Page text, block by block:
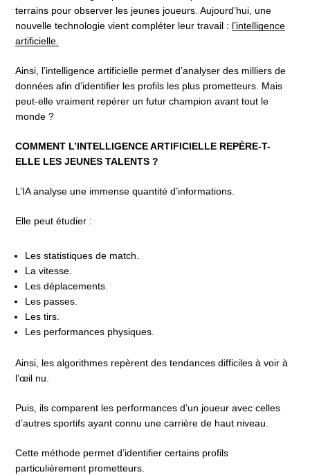
terrains pour observer les jeunes joueurs. Aujourd’hui, une
nouvelle technologie vient compléter leur travail : l’intelligence
artificielle.
Ainsi, l’intelligence artificielle permet d’analyser des milliers de
données afin d’identifier les profils les plus prometteurs. Mais
peut-elle vraiment repérer un futur champion avant tout le
monde ?
COMMENT L’INTELLIGENCE ARTIFICIELLE REPÈRE-T-
ELLE LES JEUNES TALENTS ?
L’IA analyse une immense quantité d’informations.
Elle peut étudier :
Les statistiques de match.
La vitesse.
Les déplacements.
Les passes.
Les tirs.
Les performances physiques.
Ainsi, les algorithmes repèrent des tendances difficiles à voir à
l’œil nu.
Puis, ils comparent les performances d’un joueur avec celles
d’autres sportifs ayant connu une carrière de haut niveau.
Cette méthode permet d’identifier certains profils
particulièrement prometteurs.